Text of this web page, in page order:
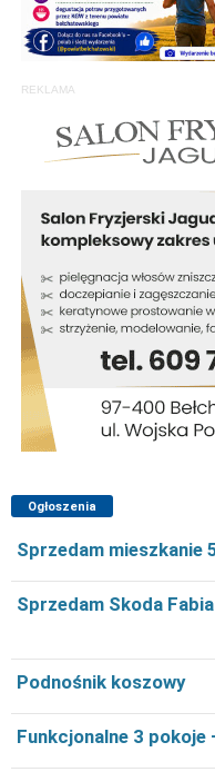
REKLAMA
Ogłoszenia
Sprzedam mieszkanie
Sprzedam Skoda
Podnośnik koszowy
Funkcjonalne 3